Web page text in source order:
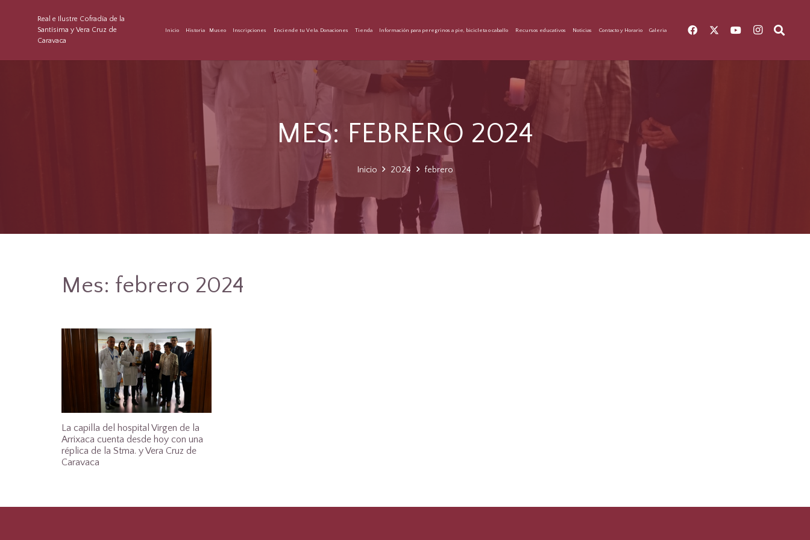
Real e Ilustre Cofradía de la
Santísima y Vera Cruz de
Caravaca
Inicio Historia Museo Inscripciones Enciende tu Vela. Donaciones Tienda Información para peregrinos a pie, bicicleta o caballo Recursos educativos Noticias Contacto y Horario Galeria
MES: FEBRERO 2024
Inicio 2024 febrero
Mes: febrero 2024
La capilla del hospital Virgen de la
Arrixaca cuenta desde hoy con una
réplica de la Stma. y Vera Cruz de
Caravaca